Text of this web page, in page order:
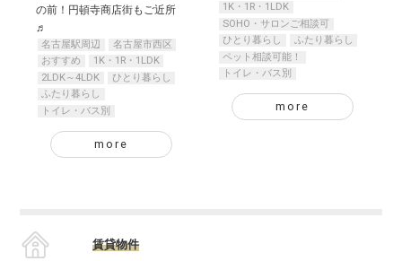
の前！円頓寺商店街もご近所
♬
名古屋駅周辺
名古屋市西区
おすすめ
1K・1R・1LDK
2LDK～4LDK
ひとり暮らし
ふたり暮らし
トイレ・バス別
more
1K・1R・1LDK
SOHO・サロンご相談可
ひとり暮らし
ふたり暮らし
ペット相談可能！
トイレ・バス別
more
賃貸物件